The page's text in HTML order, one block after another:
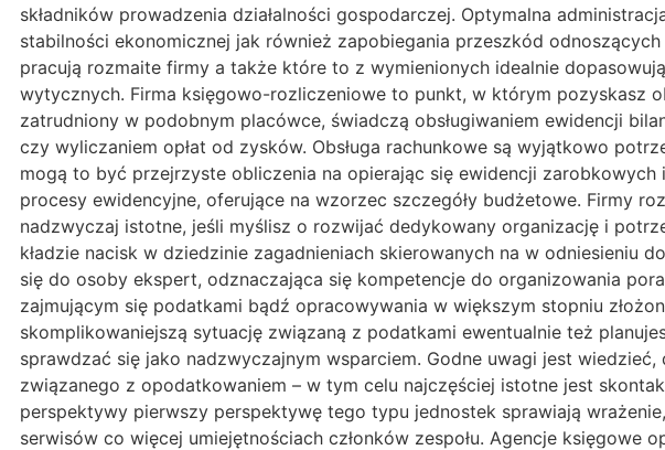
składników prowadzenia działalności gospodarczej. Optymalna
stabilności ekonomicznej jak również zapobiegania przeszkód
pracują rozmaite firmy a także które to z wymienionych idealnie
wytycznych. Firma księgowo-rozliczeniowe to punkt, w którym pozyskasz
zatrudniony w podobnym placówce, świadczą obsługiwaniem ewidencji
czy wyliczaniem opłat od zysków. Obsługa rachunkowe są wyjątkowo
mogą to być przejrzyste obliczenia na opierając się ewidencji
procesy ewidencyjne, oferujące na wzorzec szczegóły budżetowe. Firmy
nadzwyczaj istotne, jeśli myślisz o rozwijać dedykowany organizację i
kładzie nacisk w dziedzinie zagadnieniach skierowanych na w
się do osoby ekspert, odznaczająca się kompetencje do organizowania
zajmującym się podatkami bądź opracowywania w większym stopniu
skomplikowaniejszą sytuację związaną z podatkami ewentualnie też
sprawdzać się jako nadzwyczajnym wsparciem. Godne uwagi jest
związanego z opodatkowaniem – w tym celu najczęściej istotne jest
perspektywy pierwszy perspektywę tego typu jednostek sprawiają
serwisów co więcej umiejętnościach członków zespołu. Agencje